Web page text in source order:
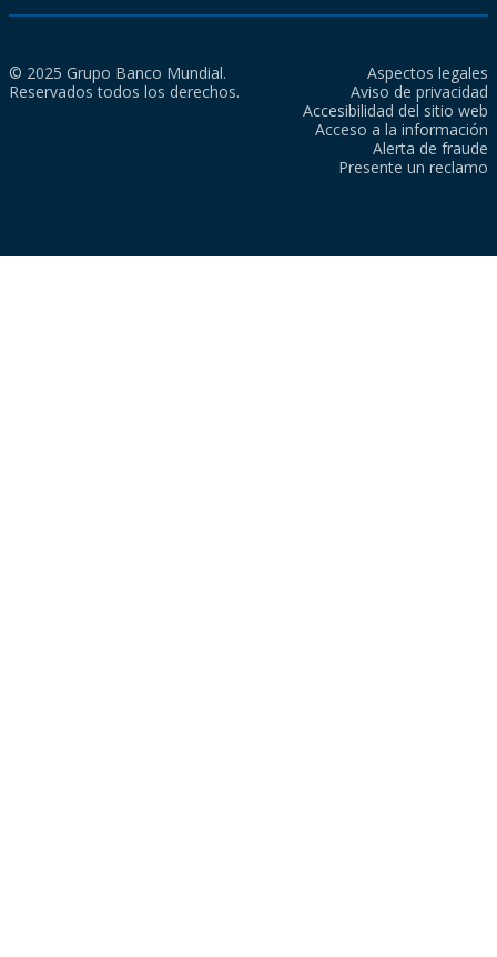
© 2025 Grupo Banco Mundial.
Reservados todos los derechos.
Aspectos legales
Aviso de privacidad
Accesibilidad del sitio web
Acceso a la información
Alerta de fraude
Presente un reclamo